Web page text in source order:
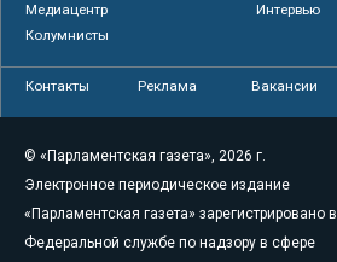
Медиацентр
Интервью
Колумнисты
Контакты Реклама Вакансии
© «Парламентская газета», 2026 г.
Электронное периодическое издание
«Парламентская газета» зарегистрировано в
Федеральной службе по надзору в сфере